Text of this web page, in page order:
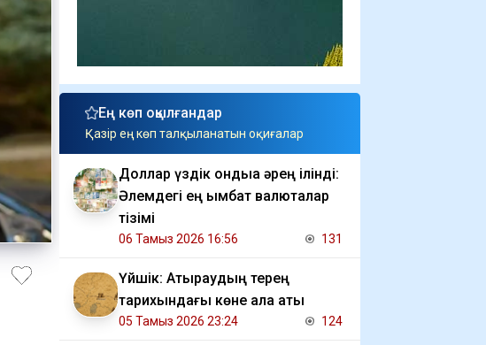
Ең көп оқылғандар
Қазір ең көп талқыланатын оқиғалар
Доллар үздік ондыққа әрең ілінді:
Әлемдегі ең қымбат валюталар
тізімі
06 Тамыз 2026 16:56 131
Үйшік: Атыраудың терең
тарихындағы көне қала аты
05 Тамыз 2026 23:24 124